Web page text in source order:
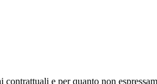
e per quanto non